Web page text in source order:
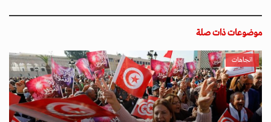
موضوعات ذات صلة
اتجاهات